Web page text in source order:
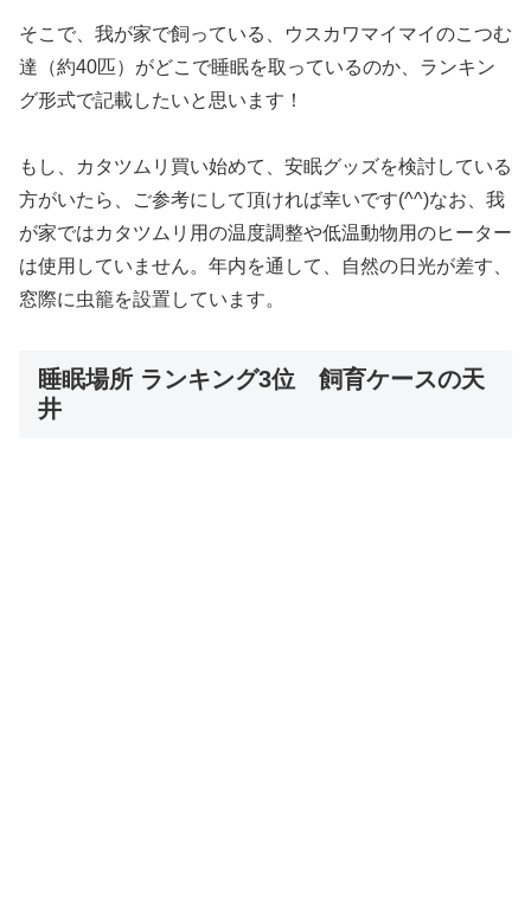
そこで、我が家で飼っている、ウスカワマイマイのこつむ
達（約40匹）がどこで睡眠を取っているのか、ランキン
グ形式で記載したいと思います！
もし、カタツムリ買い始めて、安眠グッズを検討している
方がいたら、ご参考にして頂ければ幸いです(^^)なお、我
が家ではカタツムリ用の温度調整や低温動物用のヒーター
は使用していません。年内を通して、自然の日光が差す、
窓際に虫籠を設置しています。
睡眠場所 ランキング3位 飼育ケースの天
井